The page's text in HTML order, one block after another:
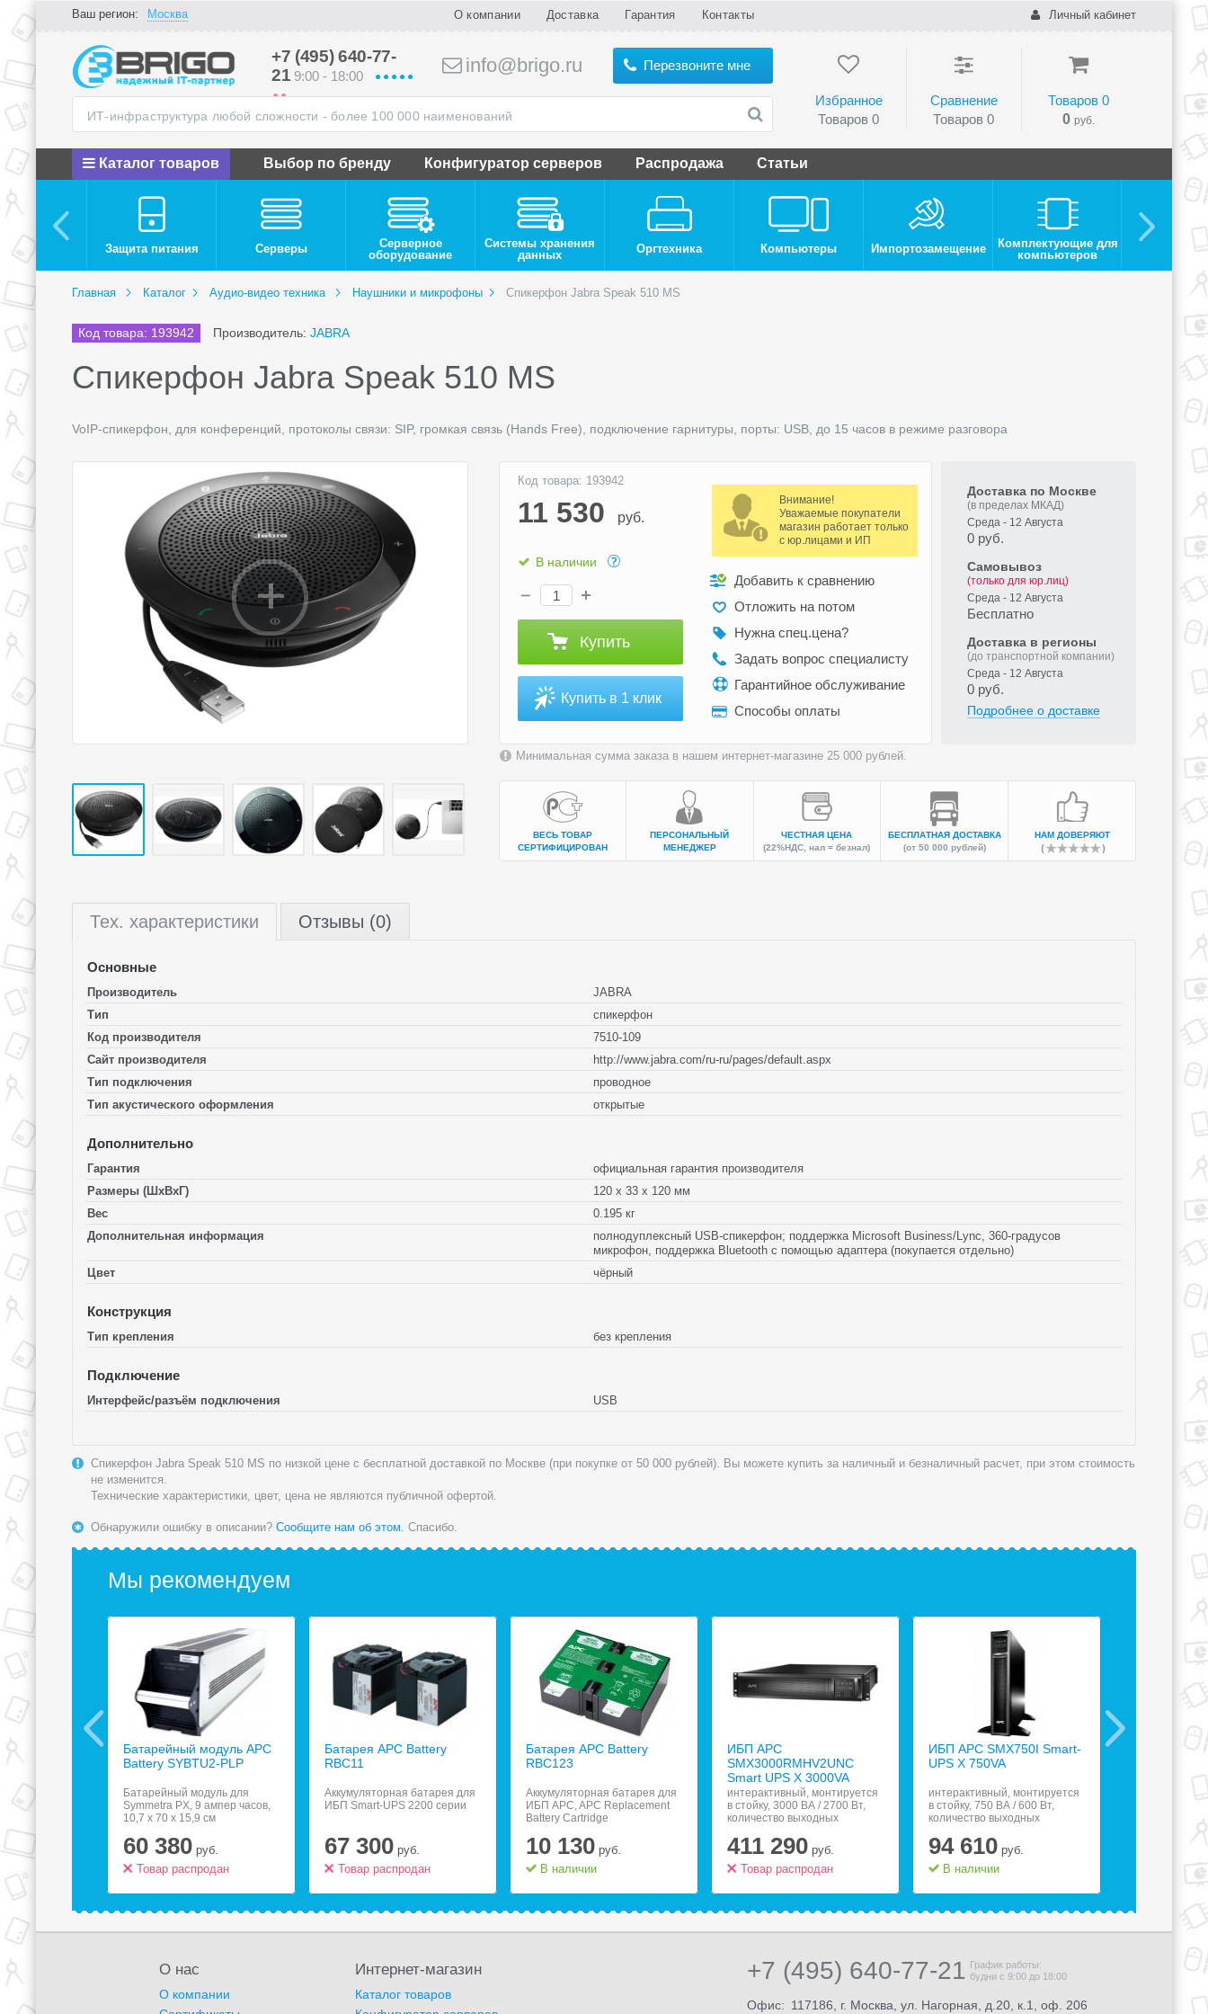
Ваш регион: Москва О компании Доставка Гарантия Контакты Личный кабинет
+7 (495) 640-77-
21 9:00 - 18:00 info@brigo.ru Перезвоните мне
Избранное
Товаров 0
Сравнение
Товаров 0
Товаров 0
0 руб.
Каталог товаров Выбор по бренду Конфигуратор серверов Распродажа Статьи
Защита питания Серверы
Серверное
оборудование
Системы хранения
данных
Оргтехника Компьютеры Импортозамещение
Комплектующие для
компьютеров
Главная Каталог Аудио-видео техника Наушники и микрофоны Спикерфон Jabra Speak 510 MS
Код товара: 193942 Производитель: JABRA
Спикерфон Jabra Speak 510 MS
VoIP-спикерфон, для конференций, протоколы связи: SIP, громкая связь (Hands Free), подключение гарнитуры, порты: USB, до 15 часов в режиме разговора
Код товара: 193942
11 530 руб.
В наличии
Купить
Купить в 1 клик
Внимание!
Уважаемые покупатели
магазин работает только
с юр.лицами и ИП
Добавить к сравнению
Отложить на потом
Нужна спец.цена?
Задать вопрос специалисту
Гарантийное обслуживание
Способы оплаты
Доставка по Москве
(в пределах МКАД)
Среда - 12 Августа
0 руб.
Самовывоз
(только для юр.лиц)
Среда - 12 Августа
Бесплатно
Доставка в регионы
(до транспортной компании)
Среда - 12 Августа
0 руб.
Подробнее о доставке
Минимальная сумма заказа в нашем интернет-магазине 25 000 рублей.
ВЕСЬ ТОВАР
СЕРТИФИЦИРОВАН
ПЕРСОНАЛЬНЫЙ
МЕНЕДЖЕР
ЧЕСТНАЯ ЦЕНА
(22%НДС, нал = безнал)
БЕСПЛАТНАЯ ДОСТАВКА
(от 50 000 рублей)
НАМ ДОВЕРЯЮТ
Тех. характеристики Отзывы (0)
Основные
Производитель
JABRA
Тип
спикерфон
Код производителя
7510-109
Сайт производителя
http://www.jabra.com/ru-ru/pages/default.aspx
Тип подключения
проводное
Тип акустического оформления
открытые
Дополнительно
Гарантия
официальная гарантия производителя
Размеры (ШхВхГ)
120 x 33 x 120 мм
Вес
0.195 кг
Дополнительная информация
полнодуплексный USB-спикерфон; поддержка Microsoft Business/Lync, 360-градусов
микрофон, поддержка Bluetooth с помощью адаптера (покупается отдельно)
Цвет
чёрный
Конструкция
Тип крепления без крепления
Подключение
Интерфейс/разъём подключения USB
Спикерфон Jabra Speak 510 MS по низкой цене с бесплатной доставкой по Москве (при покупке от 50 000 рублей). Вы можете купить за наличный и безналичный расчет, при этом стоимость
не изменится.
Технические характеристики, цвет, цена не являются публичной офертой.
Обнаружили ошибку в описании? Сообщите нам об этом. Спасибо.
Мы рекомендуем
Most
чёрный
6 розеток,
м
Батарейный модуль APC
Battery SYBTU2-PLP
Батарейный модуль для
Symmetra PX, 9 ампер часов,
10,7 x 70 x 15,9 см
60 380 руб.
Товар распродан
Батарея APC Battery
RBC11
Аккумуляторная батарея для
ИБП Smart-UPS 2200 серии
67 300 руб.
Товар распродан
Батарея APC Battery
RBC123
Аккумуляторная батарея для
ИБП APC, APC Replacement
Battery Cartridge
10 130 руб.
В наличии
ИБП APC
SMX3000RMHV2UNC
Smart UPS X 3000VA
интерактивный, монтируется
в стойку, 3000 ВА / 2700 Вт,
количество выходных
батареи), RS-232, Ethernet
10/100, защита телефонной
линии
411 290 руб.
Товар распродан
ИБП APC SMX750I Smart-
UPS X 750VA
интерактивный, монтируется
в стойку, 750 ВА / 600 Вт,
количество выходных
батареи), USB, RS-232,
защита телефонной линии
94 610 руб.
В наличии
ИБП Tripp
количество
152
Товар
+7 (495) 640-77-21 График работы:
будни с 9:00 до 18:00
Офис: 117186, г. Москва, ул. Нагорная, д.20, к.1, оф. 206
О нас
О компании
Интернет-магазин
Каталог товаров